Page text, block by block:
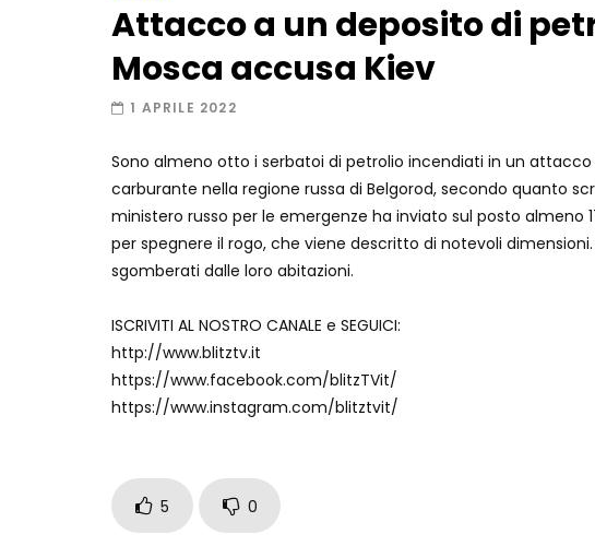
Attacco a un deposito di
Mosca accusa Kiev
1 APRILE 2022
Sono almeno otto i serbatoi di petrolio incendiati in un
carburante nella regione russa di Belgorod, secondo quanto
ministero russo per le emergenze ha inviato sul posto almeno
per spegnere il rogo, che viene descritto di notevoli
sgomberati dalle loro abitazioni.
ISCRIVITI AL NOSTRO CANALE e SEGUICI:
http://www.blitztv.it
https://www.facebook.com/blitzTVit/
https://www.instagram.com/blitztvit/
5 0